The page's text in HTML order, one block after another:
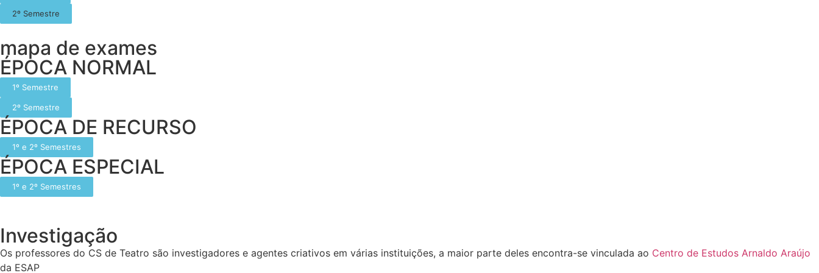
2º Semestre
mapa de exames
ÉPOCA NORMAL
1º Semestre
2º Semestre
ÉPOCA DE RECURSO
1º e 2º Semestres
ÉPOCA ESPECIAL
1º e 2º Semestres
Investigação
Os professores do CS de Teatro são investigadores e agentes criativos em várias instituições, a maior parte deles encontra-se vinculada ao Centro de Estudos Arnaldo Araújo
da ESAP